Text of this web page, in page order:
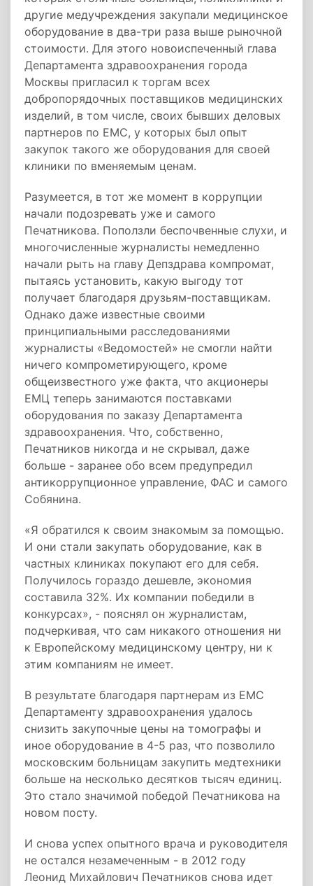
другие медучреждения закупали медицинское
оборудование в два-три раза выше рыночной
стоимости. Для этого новоиспеченный глава
Департамента здравоохранения города
Москвы пригласил к торгам всех
добропорядочных поставщиков медицинских
изделий, в том числе, своих бывших деловых
партнеров по EMC, у которых был опыт
закупок такого же оборудования для своей
клиники по вменяемым ценам.
Разумеется, в тот же момент в коррупции
начали подозревать уже и самого
Печатникова. Поползли беспочвенные слухи, и
многочисленные журналисты немедленно
начали рыть на главу Депздрава компромат,
пытаясь установить, какую выгоду тот
получает благодаря друзьям-поставщикам.
Однако даже известные своими
принципиальными расследованиями
журналисты «Ведомостей» не смогли найти
ничего компрометирующего, кроме
общеизвестного уже факта, что акционеры
ЕМЦ теперь занимаются поставками
оборудования по заказу Департамента
здравоохранения. Что, собственно,
Печатников никогда и не скрывал, даже
больше - заранее обо всем предупредил
антикоррупционное управление, ФАС и самого
Собянина.
«Я обратился к своим знакомым за помощью.
И они стали закупать оборудование, как в
частных клиниках покупают его для себя.
Получилось гораздо дешевле, экономия
составила 32%. Их компании победили в
конкурсах», - пояснял он журналистам,
подчеркивая, что сам никакого отношения ни
к Европейскому медицинскому центру, ни к
этим компаниям не имеет.
В результате благодаря партнерам из EMC
Департаменту здравоохранения удалось
снизить закупочные цены на томографы и
иное оборудование в 4-5 раз, что позволило
московским больницам закупить медтехники
больше на несколько десятков тысяч единиц.
Это стало значимой победой Печатникова на
новом посту.
И снова успех опытного врача и руководителя
не остался незамеченным - в 2012 году
Леонид Михайлович Печатников снова идет